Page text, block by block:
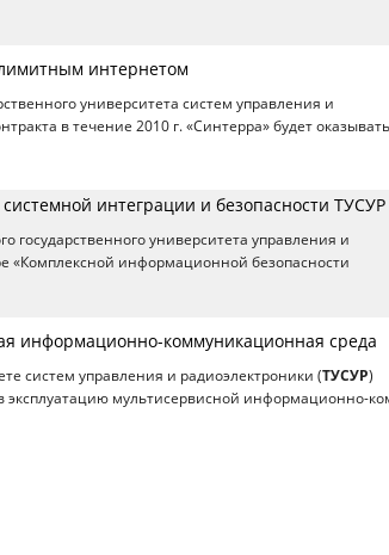
интернетом
университета систем управления и
в течение 2010 г. «Синтерра» будет оказывать
интеграции и безопасности ТУСУР
государственного университета управления и
«Комплексной информационной безопасности
информационно-коммуникационная среда
систем управления и радиоэлектроники (ТУСУР)
эксплуатацию мультисервисной информационно-